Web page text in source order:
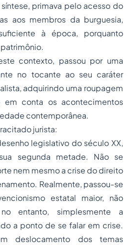
primava pelo acesso do
aos membros da burguesia,
à época, porquanto
contexto, passou por uma
no tocante ao seu caráter
adquirindo uma roupagem
em conta os acontecimentos
contemporânea.
jurista:
legislativo do século XX,
segunda metade. Não se
nem mesmo a crise do direito
Realmente, passou-se
estatal maior, não
entanto, simplesmente a
a ponto de se falar em crise.
deslocamento dos temas